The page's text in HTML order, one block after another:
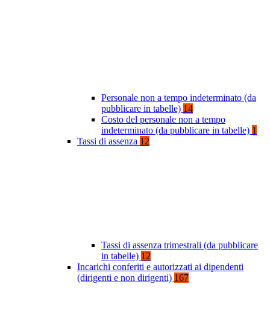
Personale non a tempo indeterminato (da
pubblicare in tabelle) 14
Costo del personale non a tempo
indeterminato (da pubblicare in tabelle) 1
Tassi di assenza 12
Tassi di assenza trimestrali (da pubblicare
in tabelle) 12
Incarichi conferiti e autorizzati ai dipendenti
(dirigenti e non dirigenti) 167